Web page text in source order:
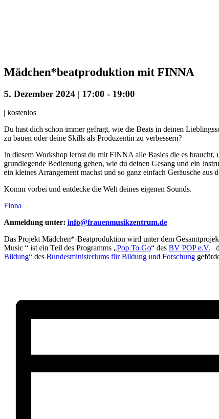
Mädchen*beatproduktion mit FINNA
5. Dezember 2024 | 17:00 - 19:00
| kostenlos
Du hast dich schon immer gefragt, wie die Beats in deinen
zu bauen oder deine Skills als Produzentin zu verbessern?
In diesem Workshop lernst du mit FINNA alle Basics die es
grundlegende Bedienung gehen, wie du deinen Gesang und ein
ein kleines Arrangement machst und so ganz einfach Geräusche aus
Komm vorbei und entdecke die Welt deines eigenen Sounds.
Finna
Anmeldung unter: info@frauenmusikzentrum.de
Das Projekt Mädchen*-Beatproduktion wird unter dem
Music “ ist ein Teil des Programms „Pop To Go“ des BV POP e.V.
Bildung“ des Bundesministeriums für Bildung und Forschung